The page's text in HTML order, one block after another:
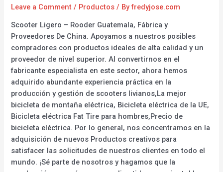
Leave a Comment / Productos / Byfredyjose.com
Scooter Ligero – Rooder Guatemala, Fábrica y
Proveedores De China. Apoyamos a nuestros posibles
compradores con productos ideales de alta calidad y un
proveedor de nivel superior. Al convertirnos en el
fabricante especialista en este sector, ahora hemos
adquirido abundante experiencia práctica en la
producción y gestión de scooters livianos,La mejor
bicicleta de montaña eléctrica, Bicicleta eléctrica de la UE,
Bicicleta eléctrica Fat Tire para hombres,Precio de
bicicleta eléctrica. Por lo general, nos concentramos en la
adquisición de nuevos Productos creativos para
satisfacer las solicitudes de nuestros clientes en todo el
mundo. ¡Sé parte de nosotros y hagamos que la